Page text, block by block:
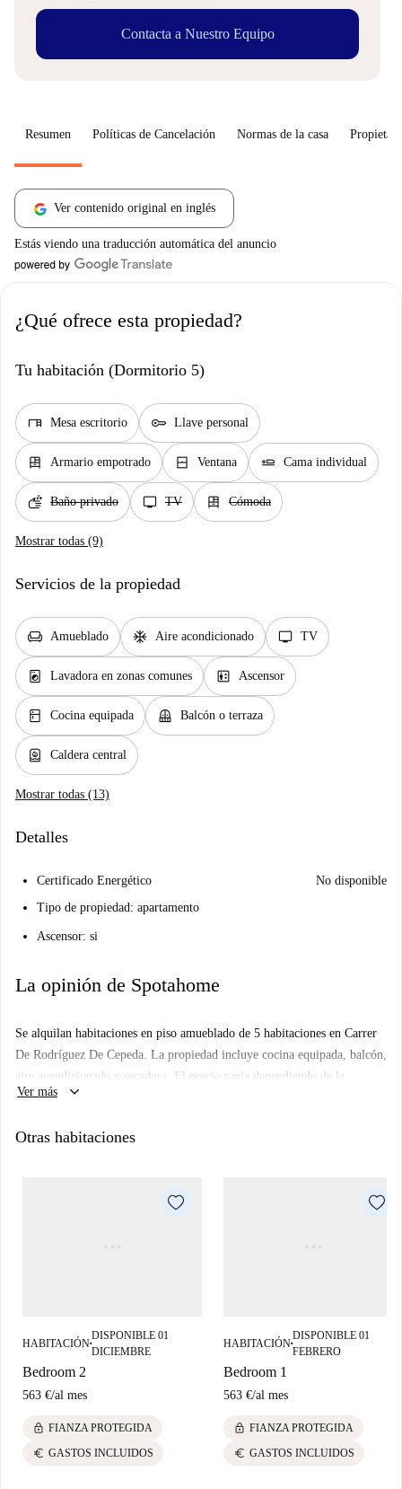
Contacta a Nuestro Equipo
Resumen Políticas de Cancelación Normas de la casa
Ver contenido original en inglés
Estás viendo una traducción automática del anuncio
¿Qué ofrece esta propiedad?
Tu habitación (Dormitorio 5)
desk Mesa escritorio key Llave personal
dresser Armario empotrado window_closed Ventana airline_seat_flat Cama individual
soap Baño privado tv TV dresser Cómoda
Mostrar todas (9)
Servicios de la propiedad
chair Amueblado ac_unit Aire acondicionado tv TV
local_laundry_service Lavadora en zonas comunes elevator Ascensor
kitchen Cocina equipada balcony Balcón o terraza
water_heater Caldera central
Mostrar todas (13)
Detalles
Certificado Energético
No disponible
Tipo de propiedad: apartamento
Ascensor: si
La opinión de Spotahome
Se alquilan habitaciones en piso amueblado de 5 habitaciones en Carrer
De Rodríguez De Cepeda. La propiedad incluye cocina equipada, balcón,
aire acondicionado y secadora. El precio varía dependiendo de la
duración de la estancia. Ten en cuenta que hay un cargo por limpieza
habitación. Limpieza disponible por un cargo adicional.
Ver más keyboard_arrow_down
Otras habitaciones
HABITACIÓN■
DISPONIBLE 01
DICIEMBRE
Bedroom 2
563 €/al mes
lock FIANZA PROTEGIDA
euro GASTOS INCLUIDOS
HABITACIÓN■
DISPONIBLE 01
FEBRERO
Bedroom 1
563 €/al mes
lock FIANZA PROTEGIDA
euro GASTOS INCLUIDOS